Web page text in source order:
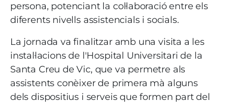
persona, potenciant la col·laboració entre els
diferents nivells assistencials i socials.
La jornada va finalitzar amb una visita a les
instal·lacions de l'Hospital Universitari de la
Santa Creu de Vic, que va permetre als
assistents conèixer de primera mà alguns
dels dispositius i serveis que formen part del